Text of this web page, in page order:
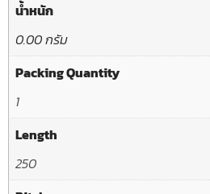
น้ำหนัก
0.00 กรัม
Packing Quantity
1
Length
250